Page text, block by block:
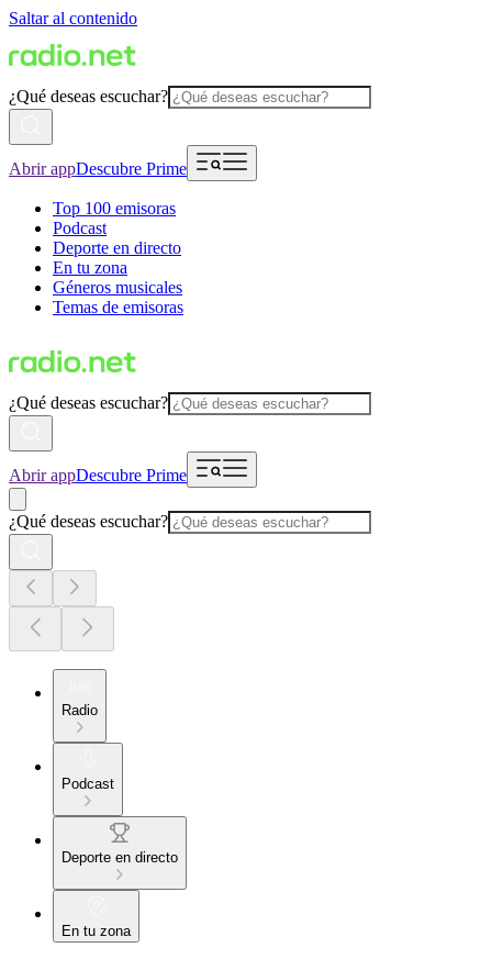
Saltar al contenido
¿Qué deseas escuchar?
Abrir appDescubre Prime
Top 100 emisoras
Podcast
Deporte en directo
En tu zona
Géneros musicales
Temas de emisoras
¿Qué deseas escuchar?
Abrir appDescubre Prime
¿Qué deseas escuchar?
Radio
Podcast
Deporte en directo
En tu zona